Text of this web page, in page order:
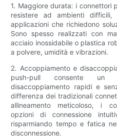
1. Maggiore durata: i connettori
resistere ad ambienti
applicazioni che richiedono
Sono spesso realizzati con
acciaio inossidabile o plastica
a polvere, umidità e vibrazioni.
2. Accoppiamento e
push-pull consente un
disaccoppiamento rapidi e
differenza dei tradizionali
allineamento meticoloso, i
opzioni di connessione
risparmiando tempo e fatica
disconnessione.